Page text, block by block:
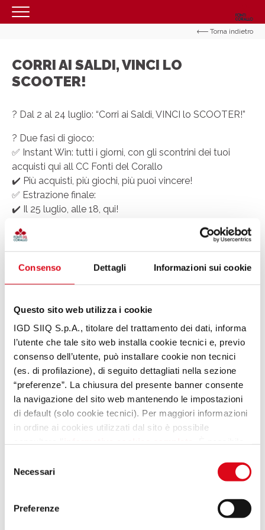
Consenso Dettagli Informazioni sui cookie
Questo sito web utilizza i cookie
IGD SIIQ S.p.A., titolare del trattamento dei dati, informa
l’utente che tale sito web installa cookie tecnici e, previo
consenso dell’utente, può installare cookie non tecnici
(es. di profilazione), di seguito dettagliati nella sezione
“preferenze”. La chiusura del presente banner consente
la navigazione del sito web mantenendo le impostazioni
di default (solo cookie tecnici). Per maggiori informazioni
in ordine ai cookies utilizzati dal sito è possibile
mediante il link “rivedi le tue scelte sui cookie” presente
delNecessari
Preferenze
IL CENTRO
ORARI
NEGOZI
EVENTI
SERVIZI
CONTATTI
Torna indietro
dal 2 al 24 luglio 2025 - estrazione finale 25 luglio
CORRI AI SALDI, VINCI LO
SCOOTER!
? Dal 2 al 24 luglio: “Corri ai Saldi, VINCI lo SCOOTER!”
? Due fasi di gioco:
✅ Instant Win: tutti i giorni, con gli scontrini dei tuoi
acquisti qui all CC Fonti del Corallo
✔️ Più acquisti, più giochi, più puoi vincere!
✅ Estrazione finale:
✔️ Il 25 luglio, alle 18, qui!
? In palio:
? Un MAXI premio di 1000€ in Gift Card.
? Uno scooter YS Pro, 125cc by Gruppo Bientinesi.
?regolamento completo
Condividi